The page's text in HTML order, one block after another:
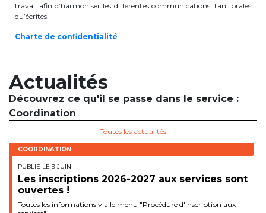
travail afin d’harmoniser les différentes communications, tant orales
qu’écrites.
Charte de confidentialité
Actualités
Découvrez ce qu'il se passe dans le service :
Coordination
Toutes les actualités
COORDINATION
PUBLIÉ LE 9 JUIN
Les inscriptions 2026-2027 aux services sont
ouvertes !
Toutes les informations via le menu "Procédure d'inscription aux